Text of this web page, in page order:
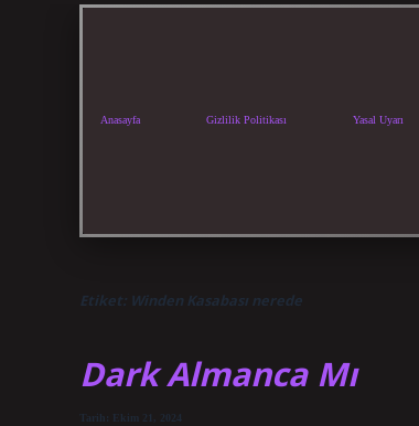
Anasayfa Gizlilik Politikası Yasal Uyarı
Etiket: Winden Kasabası nerede
Dark Almanca Mı
Tarih: Ekim 21, 2024